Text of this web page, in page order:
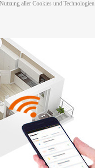
aller Cookies und Technologien